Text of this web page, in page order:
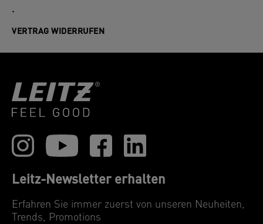
.
VERTRAG WIDERRUFEN
Leitz-Newsletter erhalten
Erfahren Sie immer zuerst von unseren Neuheiten,
Trends, Promotions